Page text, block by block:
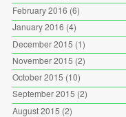
February 2016 (6)
January 2016 (4)
December 2015 (1)
November 2015 (2)
October 2015 (10)
September 2015 (2)
August 2015 (2)